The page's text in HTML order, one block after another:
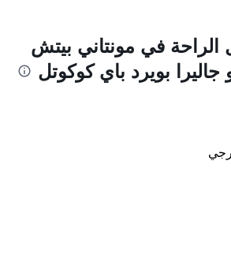
الراحة في مونتاني بيتش
بويرد باي كوكوتل